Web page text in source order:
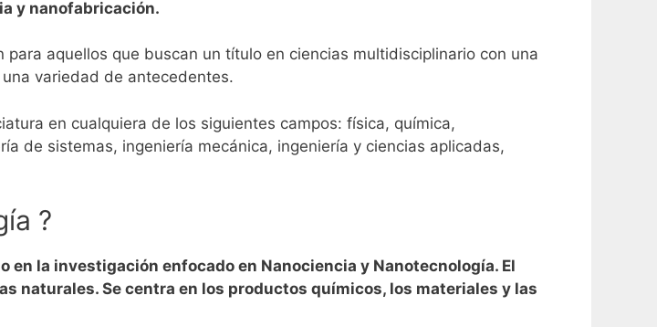
y nanofabricación.
aquellos que buscan un título en ciencias multidisciplinario con una
variedad de antecedentes.
en cualquiera de los siguientes campos: física, química,
de sistemas, ingeniería mecánica, ingeniería y ciencias aplicadas,
?
la investigación enfocado en Nanociencia y Nanotecnología. El
naturales. Se centra en los productos químicos, los materiales y las